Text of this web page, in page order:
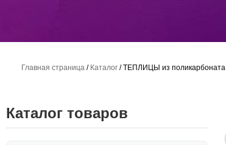
Главная страница / Каталог /ТЕПЛИЦЫ из поликарбоната
Каталог товаров